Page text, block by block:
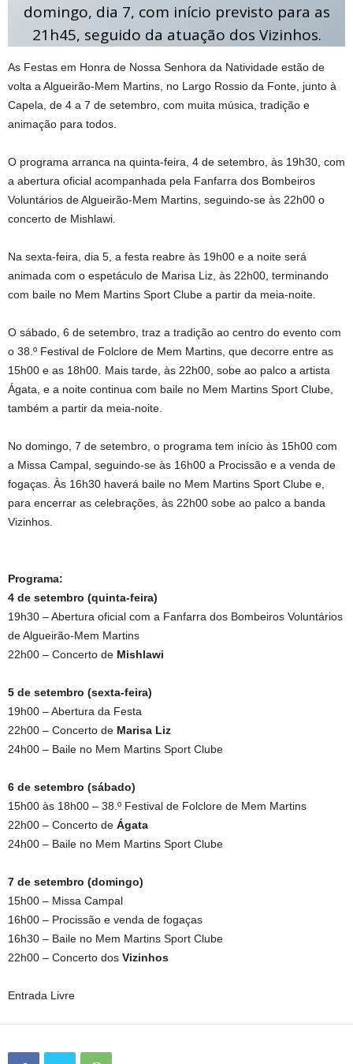
domingo, dia 7, com início previsto para as
21h45, seguido da atuação dos Vizinhos.
As Festas em Honra de Nossa Senhora da Natividade estão de
volta a Algueirão-Mem Martins, no Largo Rossio da Fonte, junto à
Capela, de 4 a 7 de setembro, com muita música, tradição e
animação para todos.
O programa arranca na quinta-feira, 4 de setembro, às 19h30, com
a abertura oficial acompanhada pela Fanfarra dos Bombeiros
Voluntários de Algueirão-Mem Martins, seguindo-se às 22h00 o
concerto de Mishlawi.
Na sexta-feira, dia 5, a festa reabre às 19h00 e a noite será
animada com o espetáculo de Marisa Liz, às 22h00, terminando
com baile no Mem Martins Sport Clube a partir da meia-noite.
O sábado, 6 de setembro, traz a tradição ao centro do evento com
o 38.º Festival de Folclore de Mem Martins, que decorre entre as
15h00 e as 18h00. Mais tarde, às 22h00, sobe ao palco a artista
Ágata, e a noite continua com baile no Mem Martins Sport Clube,
também a partir da meia-noite.
No domingo, 7 de setembro, o programa tem início às 15h00 com
a Missa Campal, seguindo-se às 16h00 a Procissão e a venda de
fogaças. Às 16h30 haverá baile no Mem Martins Sport Clube e,
para encerrar as celebrações, às 22h00 sobe ao palco a banda
Vizinhos.
Programa:
4 de setembro (quinta-feira)
19h30 – Abertura oficial com a Fanfarra dos Bombeiros Voluntários
de Algueirão-Mem Martins
22h00 – Concerto de Mishlawi
5 de setembro (sexta-feira)
19h00 – Abertura da Festa
22h00 – Concerto de Marisa Liz
24h00 – Baile no Mem Martins Sport Clube
6 de setembro (sábado)
15h00 às 18h00 – 38.º Festival de Folclore de Mem Martins
22h00 – Concerto de Ágata
24h00 – Baile no Mem Martins Sport Clube
7 de setembro (domingo)
15h00 – Missa Campal
16h00 – Procissão e venda de fogaças
16h30 – Baile no Mem Martins Sport Clube
22h00 – Concerto dos Vizinhos
Entrada Livre